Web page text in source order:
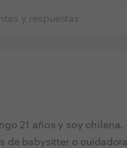
y respuestas
21 años y soy chilena.
de babysitter o